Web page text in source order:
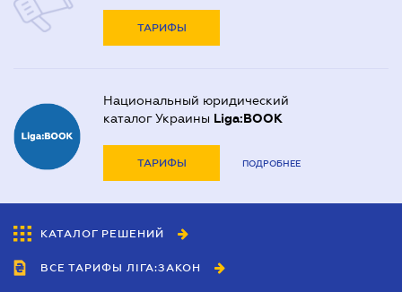
ТАРИФЫ
Национальный юридический
каталог Украины Liga:BOOK
ТАРИФЫ ПОДРОБНЕЕ
КАТАЛОГ РЕШЕНИЙ
ВСЕ ТАРИФЫ ЛІГА:ЗАКОН